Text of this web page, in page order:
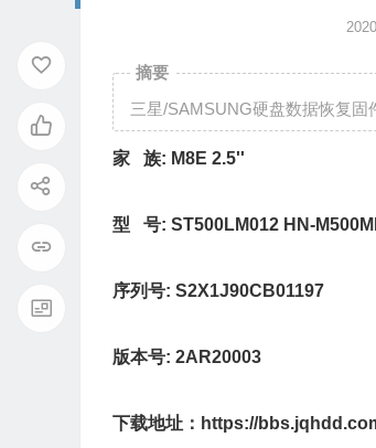
摘要
三星/SAMSUNG硬盘数据恢复固
家 族: M8E 2.5''
型 号: ST500LM012 HN-
序列号: S2X1J90CB01197
版本号: 2AR20003
下载地址： https://